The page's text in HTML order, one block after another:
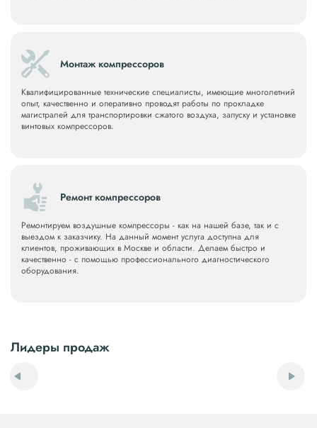
Монтаж компрессоров
Квалифицированные технические специалисты, имеющие многолетний
опыт, качественно и оперативно проводят работы по прокладке
магистралей для транспортировки сжатого воздуха, запуску и установке
винтовых компрессоров.
Ремонт компрессоров
Ремонтируем воздушные компрессоры - как на нашей базе, так и с
выездом к заказчику. На данный момент услуга доступна для
клиентов, проживающих в Москве и области. Делаем быстро и
качественно - c помощью профессионального диагностического
оборудования.
Лидеры продаж